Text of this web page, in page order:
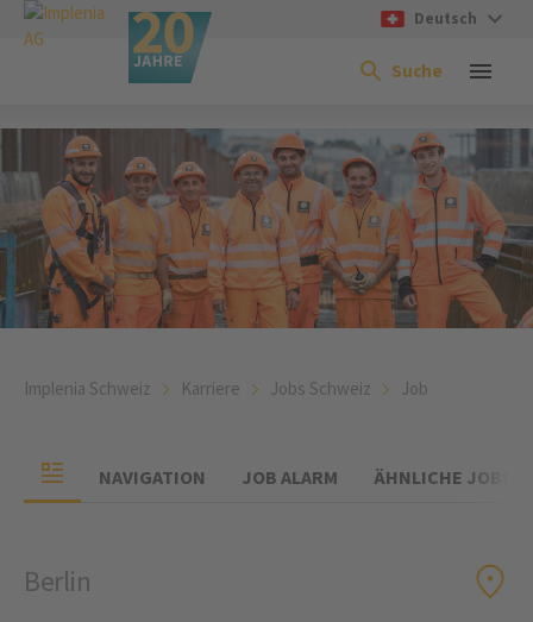
Deutsch
Suche
Implenia Schweiz Karriere Jobs Schweiz Job
NAVIGATION JOB ALARM ÄHNLICHE JOBS
Berlin